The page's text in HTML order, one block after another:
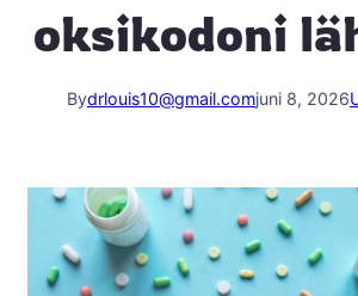
oksikodoni
Bydrlouis10@gmail.comjuni 8, 2026